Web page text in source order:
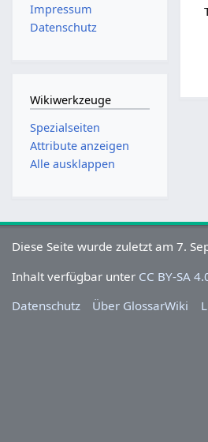
Impressum
Datenschutz
Wikiwerkzeuge
Spezialseiten
Attribute anzeigen
Alle ausklappen
Diese Seite wurde zuletzt am 7.
Inhalt verfügbar unter CC BY-SA
Datenschutz
Über GlossarWiki